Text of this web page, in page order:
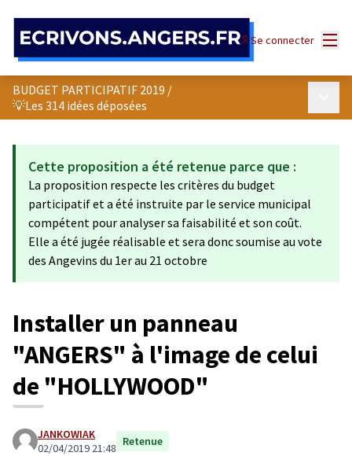
Se connecter
BUDGET PARTICIPATIF 2019 /
💡Les 314 idées déposées
Cette proposition a été retenue parce que :
La proposition respecte les critères du budget
participatif et a été instruite par le service municipal
compétent pour analyser sa faisabilité et son coût.
Elle a été jugée réalisable et sera donc soumise au vote
des Angevins du 1er au 21 octobre
Installer un panneau
"ANGERS" à l'image de celui
de "HOLLYWOOD"
JANKOWIAK
02/04/2019 21:48 Retenue